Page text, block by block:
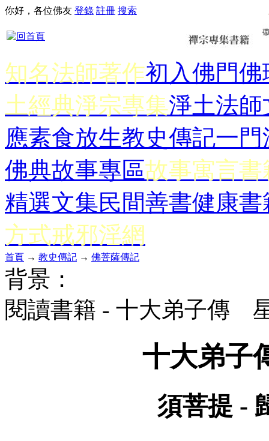
你好，各位佛友 登錄 註冊 搜索
知名法師著作初入佛門佛
土經典淨宗專集淨土法師
應素食放生教史傳記一門
佛典故事專區故事寓言書
精選文集民間善書健康書
方式戒邪淫網
首頁 → 教史傳記 → 佛菩薩傳記
背景：
閱讀書籍 - 十大弟子傳
十大弟
須菩提 -